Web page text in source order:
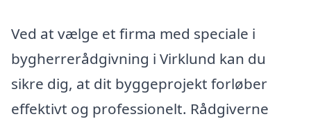
Ved at vælge et firma med speciale i
bygherrerådgivning i Virklund kan du
sikre dig, at dit byggeprojekt forløber
effektivt og professionelt. Rådgiverne